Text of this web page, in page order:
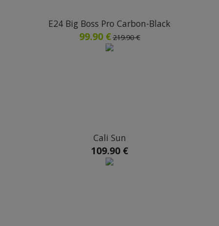
E24 Big Boss Pro Carbon-Black
99.90 € 219.90 €
Cali Sun
109.90 €